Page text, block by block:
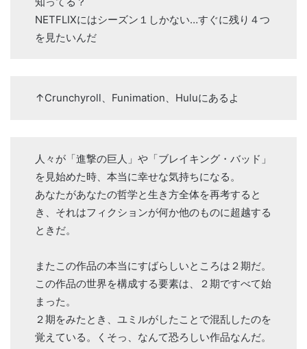
NETFLIXにはシーズン１しかない…すぐに残り４つ
を見たいんだ
↑Crunchyroll、Funimation、Huluにあるよ
人々が「進撃の巨人」や「ブレイキング・バッド」
を見始めた時、本当に幸せな気持ちになる。
あなたがあなたの哲学と生き方全体を再考すると
き、それはフィクションが何か他のものに超越する
ときだ。
またこの作品の本当にすばらしいところは２期だ。
この作品の世界を構成する要素は、２期ですべて始
まった。
２期をみたとき、ユミルがしたことで混乱したのを
覚えている。くそっ、なんて恐ろしい作品なんだ。